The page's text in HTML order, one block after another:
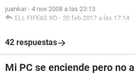
juankar - 4 nov 2008 a las 23:13
ELL FIFFAS XD - 20 feb 2017 a las 17:14
42 respuestas
Mi PC se enciende pero no